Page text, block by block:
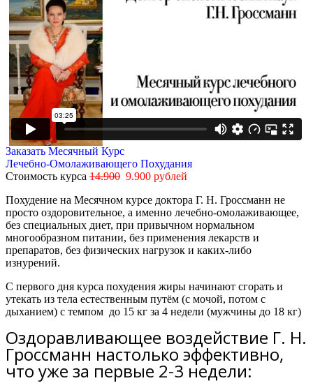
Заказать Месячный Курс
Лечебно-Омолаживающего Похудания
Стоимость курса 14.900 9.900 рублей
Похудение на Месячном курсе доктора Г. Н. Гроссманн не
просто оздоровительное, а именно лечебно-омолаживающее,
без специальных диет, при привычном нормальном
многообразном питании, без применения лекарств и
препаратов, без физических нагрузок и каких-либо
изнурений.
С первого дня курса похудения жиры начинают сгорать и
утекать из тела естественным путём (с мочой, потом с
дыханием) с темпом до 15 кг за 4 недели (мужчины до 18 кг)
Оздоравливающее воздействие Г. Н.
Гроссманн настолько эффективно,
что уже за первые 2-3 недели: